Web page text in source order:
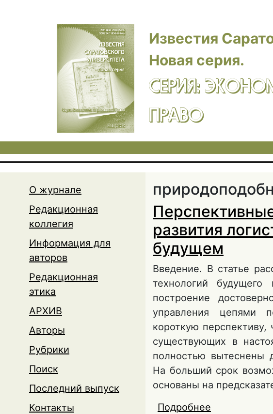
Известия
Новая серия.
СЕРИЯ:
ПРАВО
О журнале
Редакционная
коллегия
Информация для
авторов
Редакционная
этика
АРХИВ
Авторы
Рубрики
Поиск
Последний выпуск
Контакты
развития
будущем
Введение. В статье
технологий
построение
управления цепями
короткую перспективу,
существующих в
полностью вытеснены
На больший срок
основаны на
Подробнее